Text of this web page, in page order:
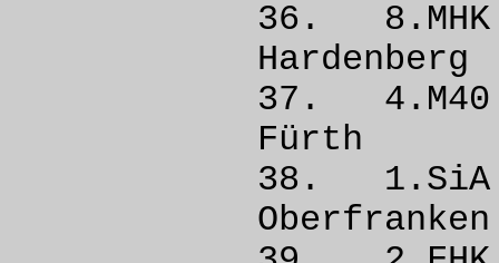
36.
37.
38.